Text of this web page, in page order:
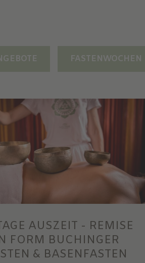
FASTENWOCHEN
AUSZEIT - REMISE
FORM BUCHINGER
& BASENFASTEN